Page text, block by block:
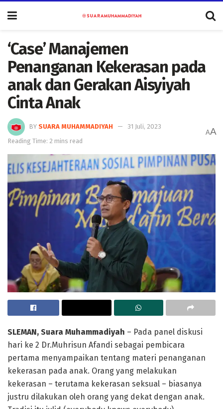
‘Case’ Manajemen
Penanganan Kekerasan pada
anak dan Gerakan Aisyiyah
Cinta Anak
BY SUARA MUHAMMADIYAH
31 Juli, 2023
Reading Time: 2 mins read
AA
SLEMAN, Suara Muhammadiyah – Pada panel diskusi
hari ke 2 Dr.Muhrisun Afandi sebagai pembicara
pertama menyampaikan tentang materi penanganan
kekerasan pada anak. Orang yang melakukan
kekerasan – terutama kekerasan seksual – biasanya
justru dilakukan oleh orang yang dekat dengan anak.